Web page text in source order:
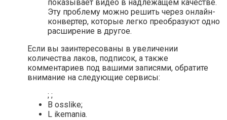
показывает видео в надлежащем качестве.
Эту проблему можно решить через онлайн-
конвертер, которые легко преобразуют одно
расширение в другое.
Если вы заинтересованы в увеличении
количества лаков, подписок, а также
комментариев под вашими записями, обратите
внимание на следующие сервисы:
; ;
B osslike;
L ikemania.